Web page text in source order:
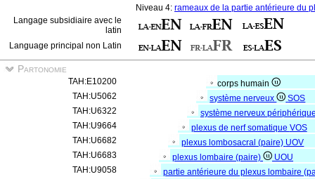
Niveau 4: rameaux de la partie antérieure du
Langage subsidiaire avec le
latin
Language principal non Latin
Partonomie
TAH:E10200
corps humain
TAH:U5062
système nerveux
SOS
TAH:U6322
système nerveux
TAH:U9664
plexus de nerf somatique VOS
TAH:U6682
plexus lombosacral (paire) UOV
TAH:U6683
plexus lombaire (paire)
UOU
TAH:U9058
partie antérieure du plexus lombaire